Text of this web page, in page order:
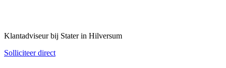
Klantadviseur bij Stater in Hilversum
Solliciteer direct